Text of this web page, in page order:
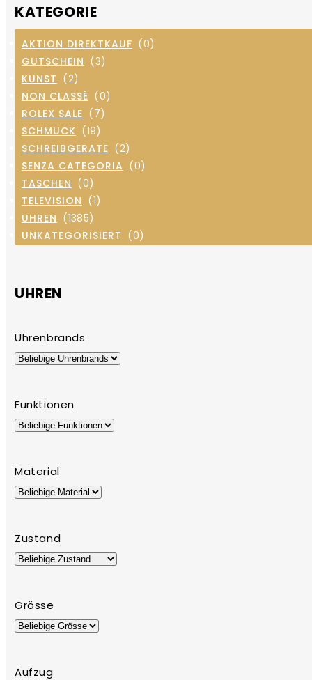
KATEGORIE
AKTION DIREKTKAUF (0)
GUTSCHEIN (3)
KUNST (2)
NON CLASSÉ (0)
ROLEX SALE (7)
SCHMUCK (19)
SCHREIBGERÄTE (2)
SENZA CATEGORIA (0)
TASCHEN (0)
TELEVISION (1)
UHREN (1385)
UNKATEGORISIERT (0)
UHREN
Uhrenbrands
Funktionen
Material
Zustand
Grösse
Aufzug